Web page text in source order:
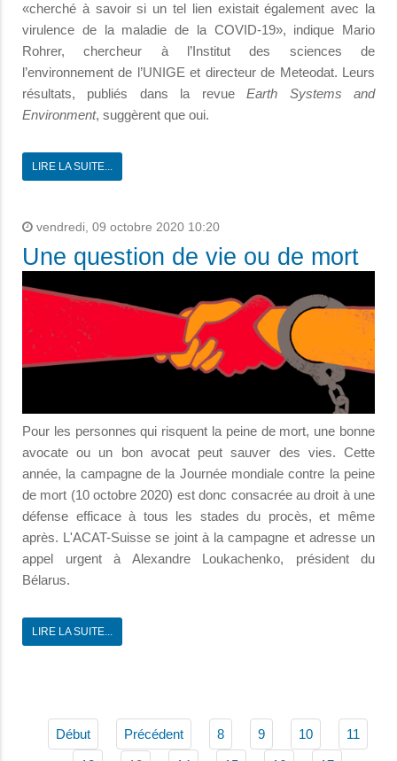
«cherché à savoir si un tel lien existait également avec la
virulence de la maladie de la COVID-19», indique Mario
Rohrer, chercheur à l’Institut des sciences de
l’environnement de l’UNIGE et directeur de Meteodat. Leurs
résultats, publiés dans la revueEarth Systems and
Environment, suggèrent que oui.
LIRE LA SUITE...
vendredi, 09 octobre 2020 10:20
Une question de vie ou de mort
Pour les personnes qui risquent la peine de mort, une bonne
avocate ou un bon avocat peut sauver des vies. Cette
année, la campagne de la Journée mondiale contre la peine
de mort (10 octobre 2020) est donc consacrée au droit à une
défense efficace à tous les stades du procès, et même
après. L'ACAT-Suisse se joint à la campagne et adresse un
appel urgent à Alexandre Loukachenko, président du
Bélarus.
LIRE LA SUITE...
Début Précédent 8 9 10 11